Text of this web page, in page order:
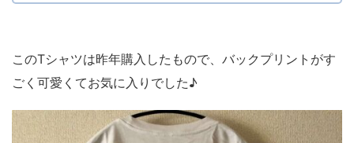
このTシャツは昨年購入したもので、バックプリントがす
ごく可愛くてお気に入りでした♪